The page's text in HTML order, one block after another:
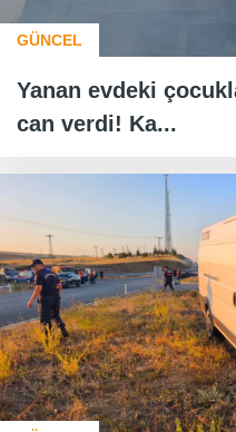
GÜNCEL
Yanan evdeki
can verdi! Ka...